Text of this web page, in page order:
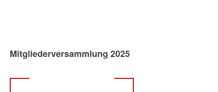
Mitgliederversammlung 2025